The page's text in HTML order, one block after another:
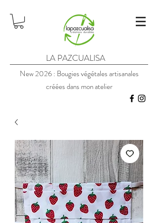
LA PAZCUALISA
New 2026 : Bougies végétales artisanales
créées dans mon atelier